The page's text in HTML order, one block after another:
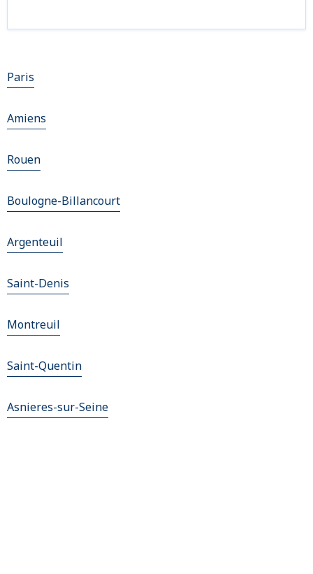
Paris
Amiens
Rouen
Boulogne-Billancourt
Argenteuil
Saint-Denis
Montreuil
Saint-Quentin
Asnieres-sur-Seine